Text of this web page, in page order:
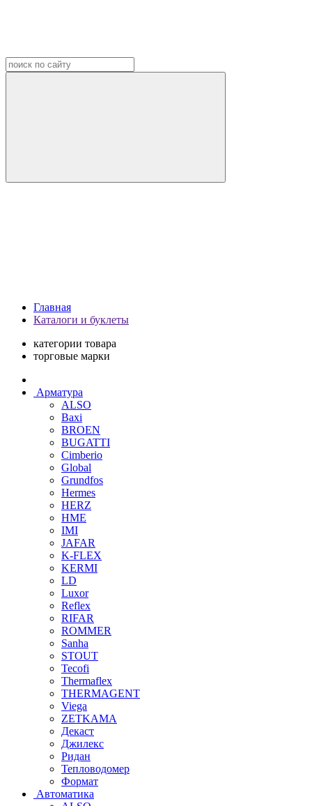
Главная
Каталоги и буклеты
категории товара
торговые марки
Арматура
ALSO
Baxi
BROEN
BUGATTI
Cimberio
Global
Grundfos
Hermes
HERZ
HME
IMI
JAFAR
K-FLEX
KERMI
LD
Luxor
Reflex
RIFAR
ROMMER
Sanha
STOUT
Tecofi
Thermaflex
THERMAGENT
Viega
ZETKAMA
Декаст
Джилекс
Ридан
Тепловодомер
Формат
Автоматика